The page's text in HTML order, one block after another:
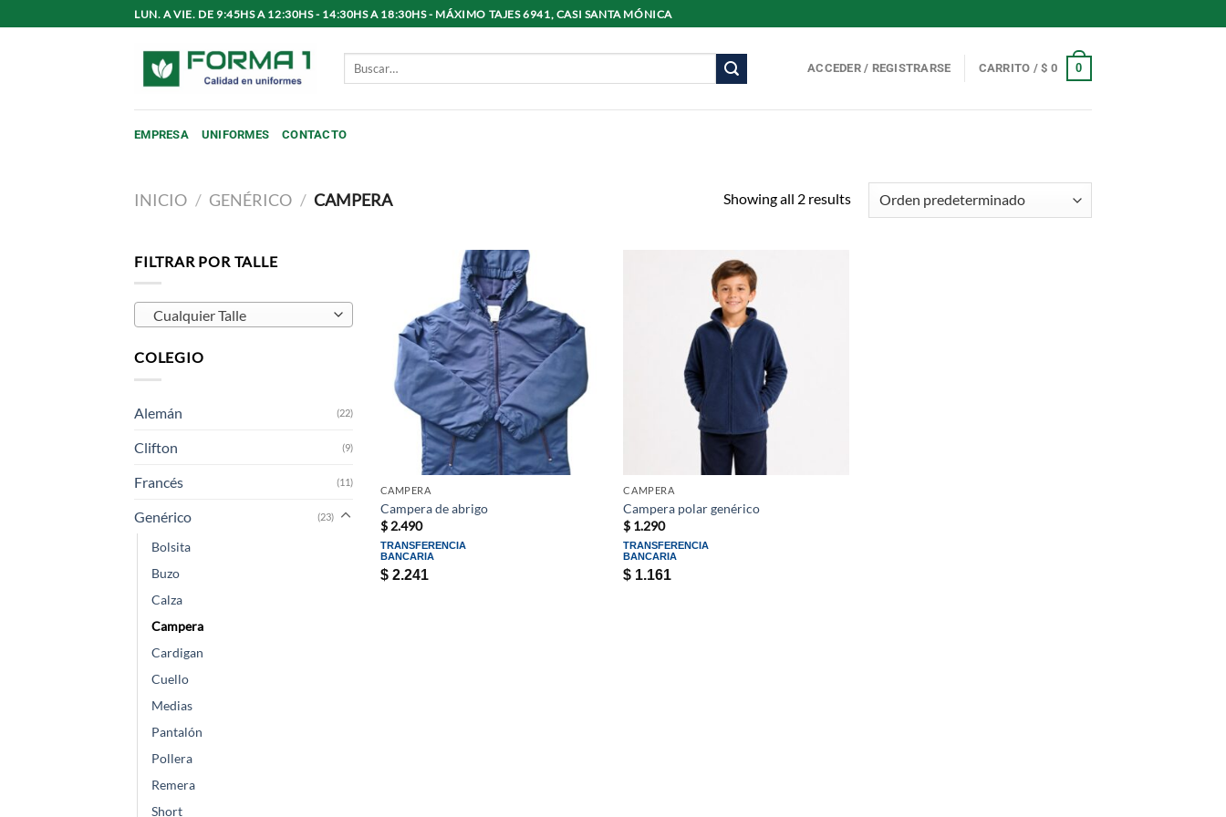
al
LUN. A VIE. DE 9:45HS A 12:30HS - 14:30HS A 18:30HS - MÁXIMO TAJES 6941, CASI SANTA MÓNICA
Buscar
ACCEDER / REGISTRARSE CARRITO /$ 0 0
EMPRESA UNIFORMES CONTACTO
INICIO / GENÉRICO / CAMPERA Showing all 2 results
FILTRAR POR TALLE
Cualquier Talle
COLEGIO
Alemán (22)
Clifton (9)
Francés (11)
Genérico (23)
Bolsita
Buzo
Calza
Campera
Cardigan
Cuello
Medias
Pantalón
Pollera
Remera
Short
CAMPERA
Campera de abrigo
$2.490
TRANSFERENCIA
BANCARIA
$2.241
CAMPERA
Campera polar genérico
$ 1.290
TRANSFERENCIA
BANCARIA
$ 1.161